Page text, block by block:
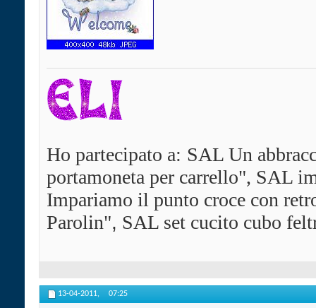
Ho partecipato a: SAL Un
portamoneta per carrello", SAL
Impariamo il punto croce con
Parolin", SAL set cucito cubo
13-04-2011, 07:25